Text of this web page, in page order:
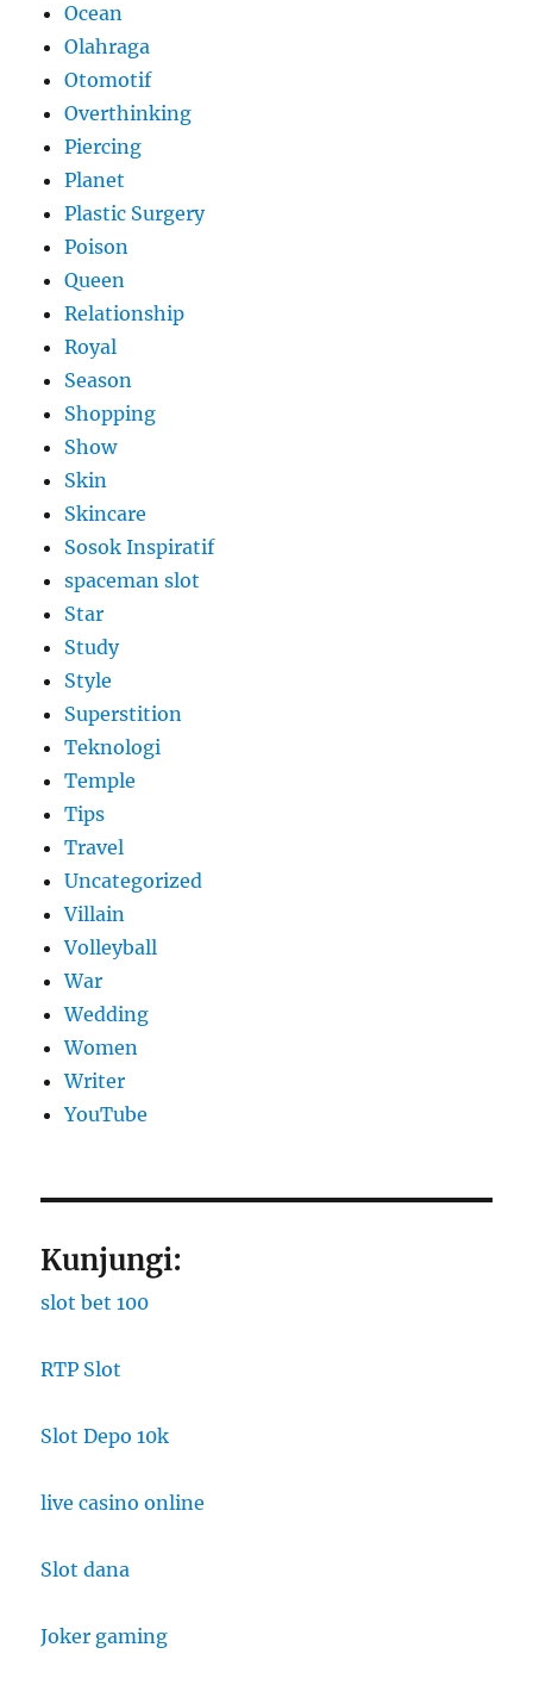
Ocean
Olahraga
Otomotif
Overthinking
Piercing
Planet
Plastic Surgery
Poison
Queen
Relationship
Royal
Season
Shopping
Show
Skin
Skincare
Sosok Inspiratif
spaceman slot
Star
Study
Style
Superstition
Teknologi
Temple
Tips
Travel
Uncategorized
Villain
Volleyball
War
Wedding
Women
Writer
YouTube
Kunjungi:
slot bet 100
RTP Slot
Slot Depo 10k
live casino online
Slot dana
Joker gaming